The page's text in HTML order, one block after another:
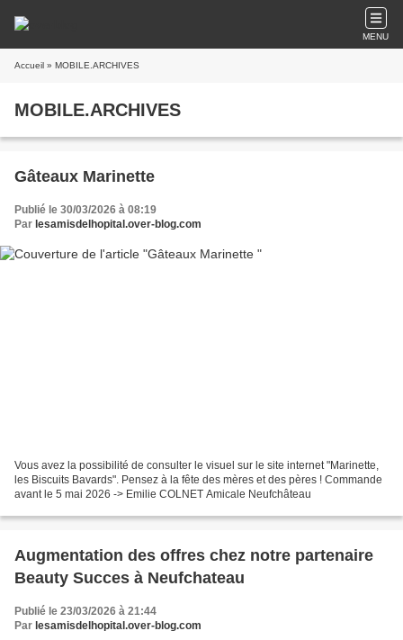
MENU
Accueil » MOBILE.ARCHIVES
MOBILE.ARCHIVES
Gâteaux Marinette
Publié le 30/03/2026 à 08:19
Par lesamisdelhopital.over-blog.com
Vous avez la possibilité de consulter le visuel sur le site internet "Marinette,
les Biscuits Bavards". Pensez à la fête des mères et des pères ! Commande
avant le 5 mai 2026 -> Emilie COLNET Amicale Neufchâteau
Augmentation des offres chez notre partenaire
Beauty Succes à Neufchateau
Publié le 23/03/2026 à 21:44
Par lesamisdelhopital.over-blog.com